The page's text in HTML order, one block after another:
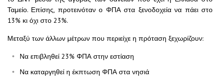
Ταμείο. Επίσης, προτεινόταν ο ΦΠΑ στα ξενοδοχεία να πάει στο
13% κι όχι στο 23%.
Μεταξύ των άλλων μέτρων που περιείχε η πρόταση ξεχωρίζουν:
Να επιβληθεί 23% ΦΠΑ στην εστίαση
Να καταργηθεί η έκπτωση ΦΠΑ στα νησιά